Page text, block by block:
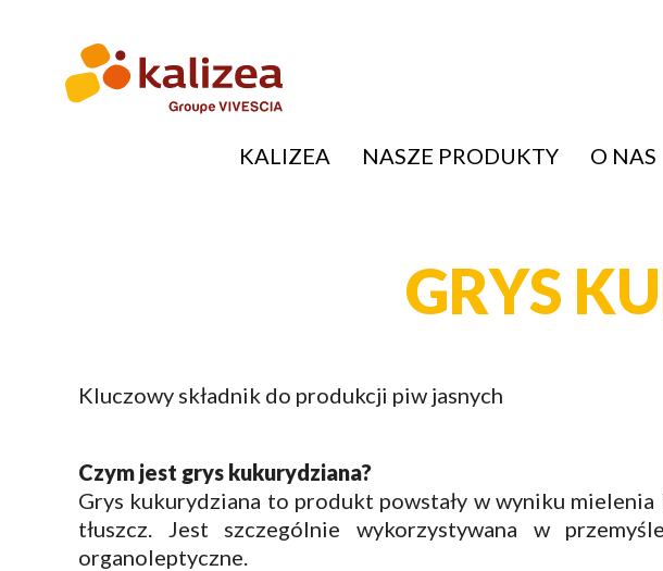
KALIZEA NASZE PRODUKTY O NAS
GRYS
Kluczowy składnik do produkcji piw jasnych
Czym jest grys kukurydziana?
Grys kukurydziana to produkt powstały w wyniku
tłuszcz. Jest szczególnie wykorzystywana w
organoleptyczne.